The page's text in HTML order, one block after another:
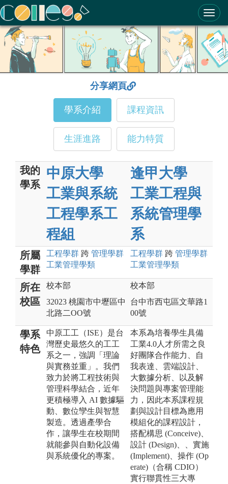
ColleGo! 大學選才與高中育才輔助系統
分享網頁
學系介紹 課程資訊
生涯進路 能力特質
我的
學系
中原大學
工業與系統
工程學系工
程組
逢甲大學
工業工程與
系統管理學
系
所屬
學群
工程學群 跨 管理學群
工業管理學類
工程學群 跨 管理學群
工業管理學類
所在
校區
校本部
32023 桃園市中壢區中
北路二OO號
校本部
台中市西屯區文華路1
00號
學系
特色
中原工工（ISE）是台
灣歷史最悠久的工工
系之一，強調「理論
與實務並重」。我們
致力於將工程技術與
管理科學結合，近年
更積極導入 AI 數據驅
動、數位孿生與智慧
製造。透過產學合
作，讓學生在校期間
就能參與自動化設備
與系統優化的專案。
本系為培養學生具備
工業4.0人才所需之良
好團隊合作能力、自
我表達、雲端設計、
大數據分析、以及解
決問題與專案管理能
力，因此本系課程規
劃與設計目標為應用
模組化的課程設計，
搭配構思 (Conceive)、
設計 (Design)、、實施
(Implement)、操作 (Op
erate)（合稱 CDIO）
實行聯貫性三大專